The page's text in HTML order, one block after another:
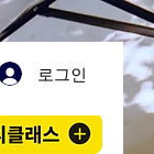
로그인